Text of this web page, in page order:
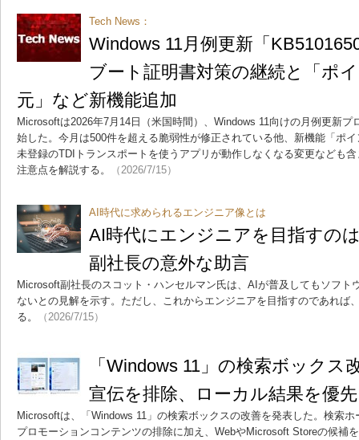
Tech News：
Windows 11月例更新「
ブート証明書対策の継続と「ポ
元」など新機能追加
Microsoftは2026年7月14日（米国時間）、Windows 11向けの月例更新プ
始した。今月は500件を超える脆弱性が修正されている他、新機能「ポ
未登録のTDIトランスポートを使うアプリが動作しなくなる変更なども
注意点を解説する。
（2026/7/15）
AI時代に求められるエンジニア像とは
AI時代にエンジニアを目指すの
副社長の意外な助言
Microsoft副社長のスコット・ハンセルマン氏は、AIが普及してもソフト
ないとの見解を示す。ただし、これからエンジニアを目指すのであれば
る。
（2026/7/15）
「Windows 11」の検索ボック
宣伝を排除、ローカル結果を優先
Microsoftは、「Windows 11」の検索ボックスの改善を発表した。検索
プロモーションコンテンツの排除に加え、WebやMicrosoft Storeの候補